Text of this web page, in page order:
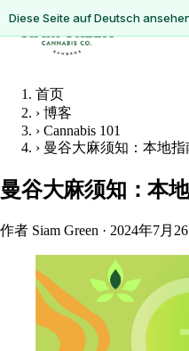
ดูหน้านี้เป็นภาษาไทย?
Diese Seite auf Deutsch
首页
› 博客
› Cannabis 101
› 曼谷大麻须知：本地指
曼谷大麻须知：本
作者 Siam Green · 2024年7月26